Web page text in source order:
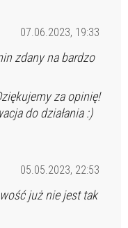
07.06.2023, 19:33
zdany na bardzo
za opinię!
do działania :)
05.05.2023, 22:53
już nie jest tak